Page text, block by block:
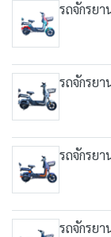
รถจักรยา
รถจักรยา
รถจักรยา
รถจักรยา